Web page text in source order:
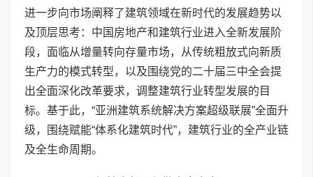
进一步向市场阐释了建筑领域在新时代的发展趋势以
及顶层思考：中国房地产和建筑行业进入全新发展阶
段，面临从增量转向存量市场，从传统粗放式向新质
生产力的模式转型，以及围绕党的二十届三中全会提
出全面深化改革要求，调整建筑行业转型发展的目
标。基于此，“亚洲建筑系统解决方案超级联展”全面升
级，围绕赋能“体系化建筑时代”，建筑行业的全产业链
及全生命周期。